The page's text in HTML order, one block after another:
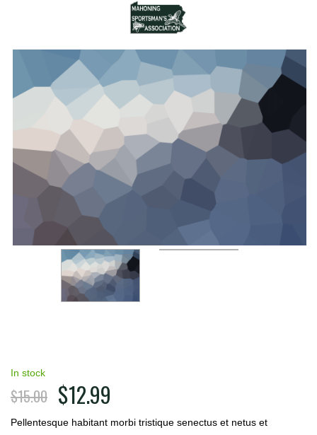
In stock
$15.00 $12.99
Pellentesque habitant morbi tristique senectus et netus et